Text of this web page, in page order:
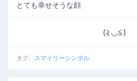
とても幸せそうな顔
(≧◡≦)
タグ: スマイリーシンボル